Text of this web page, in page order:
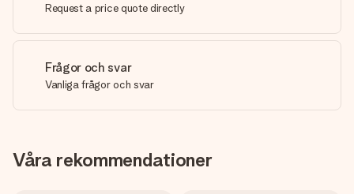
Request a price quote directly
Frågor och svar
Vanliga frågor och svar
Våra rekommendationer